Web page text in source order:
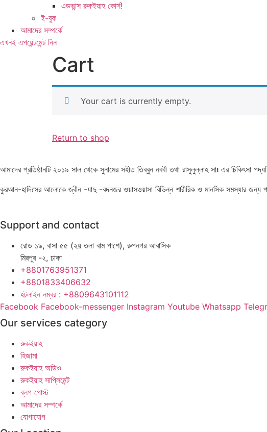
এডভান্স রুকইয়াহ কোর্স!
ই-বুক
আমাদের সম্পর্কে
এখনই এপয়েন্টমেন্ট নিন
Cart
Your cart is currently empty.
Return to shop
আমাদের প্রতিষ্ঠানটি ২০১৯ সাল থেকে সুনামের সহীত তিব্বুন নববী তথা রাসুলুল্লাহ সাঃ এর চিকিৎসা
কুরআন-হাদিসের আলোকে জ্বীন -যাদু -বদনজর ওয়াসওয়াসা বিভিন্ন শারীরিক ও মানসিক সমস্যার জন্য
Support and contact
রোড ১৯, বাসা ৫৫ (২য় তলা বাম পাশে), রুপনগর আবাসিক
মিরপুর -২, ঢাকা
+8801763951371
+8801833406632
হটলাইন নম্বর : +8809643101112
Facebook Facebook-messenger Instagram Youtube Whatsapp
Our services category
রুকইয়াহ
হিজামা
রুকইয়াহ অডিও
রুকইয়াহ সাপ্লিমেন্ট
ব্লগ পোস্ট
আমাদের সম্পর্কে
যোগাযোগ